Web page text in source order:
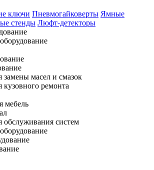
ключи Пневмогайковерты Ямные
стенды Люфт-детекторы
замены масел и смазок
ремонта
мебель
обслуживания систем